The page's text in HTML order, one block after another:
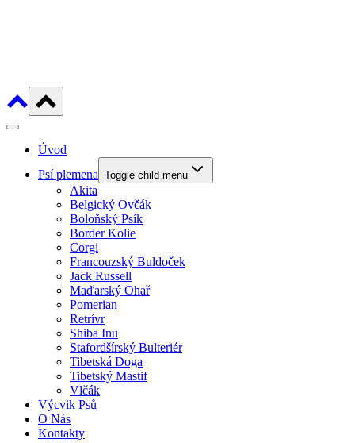
Úvod
Psí plemena Toggle child menu
Akita
Belgický Ovčák
Boloňský Psík
Border Kolie
Corgi
Francouzský Buldoček
Jack Russell
Maďarský Ohař
Pomerian
Retrívr
Shiba Inu
Stafordšírský Bulteriér
Tibetská Doga
Tibetský Mastif
Vlčák
Výcvik Psů
O Nás
Kontakty